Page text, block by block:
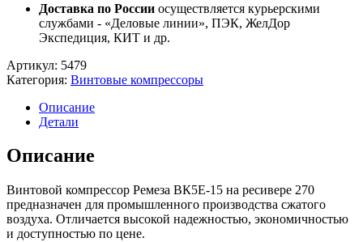
Доставка по России осуществляется курьерскими
службами - «Деловые линии», ПЭК, ЖелДор
Экспедиция, КИТ и др.
Артикул: 5479
Категория: Винтовые компрессоры
Описание
Детали
Описание
Винтовой компрессор Ремеза ВК5E-15 на ресивере 270
предназначен для промышленного производства сжатого
воздуха. Отличается высокой надежностью, экономичностью
и доступностью по цене.